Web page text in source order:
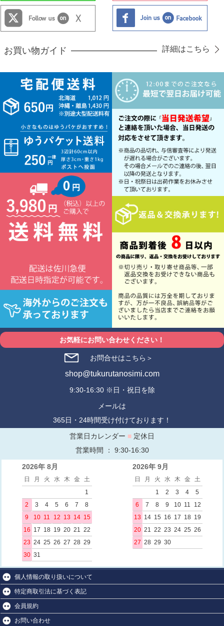
お買い物ガイド 詳細はこちら
お気軽にお問い合わせください！
お問合せはこちら＞
shop@tukurutanosimi.com
9:30-16:30 ※日・祝日を除
メールは
365日・24時間受け付けております！
営業日カレンダー ■ 定休日
営業時間 ： 9:30-16:30
2026年 8月
日 月 火 水 木 金
土
1
2
3 4 5 6 7
8
9
10 11 12 13 14 15
16 17 18 19 20 21 22
23 24 25 26 27 28 29
30 31
2026年 9月
日 月 火 水 木 金
土
1
2 3 4
5
6
7 8 9 10 11
12
13 14 15 16 17 18 19
20 21 22 23 24 25 26
27 28 29 30
個人情報の取り扱いについて
特定商取引法に基づく表記
会員規約
お問い合わせ